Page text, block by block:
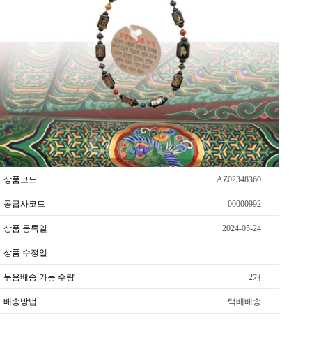
상품코드 AZ02348360
공급사코드 00000992
상품 등록일 2024-05-24
상품 수정일 -
묶음배송 가능 수량 2개
배송방법 택배배송